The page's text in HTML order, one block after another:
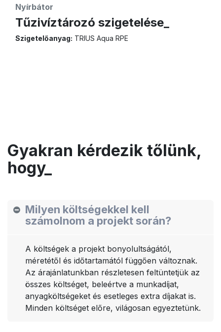
Nyírbátor
Tűzivíztározó szigetelése_
Szigetelőanyag: TRIUS Aqua RPE
Gyakran kérdezik tőlünk,
hogy_
Milyen költségekkel kell
számolnom a projekt során?
A költségek a projekt bonyolultságától,
méretétől és időtartamától függően változnak.
Az árajánlatunkban részletesen feltüntetjük az
összes költséget, beleértve a munkadíjat,
anyagköltségeket és esetleges extra díjakat is.
Minden költséget előre, világosan egyeztetünk.